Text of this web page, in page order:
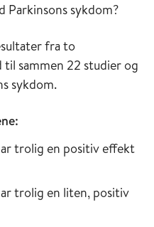
sykdom?
fra to
sammen 22 studier og
sykdom.
trolig en positiv effekt
trolig en liten, positiv